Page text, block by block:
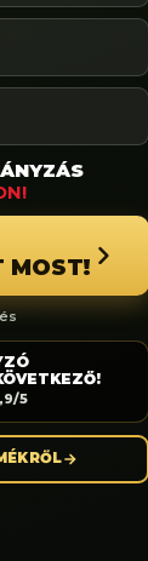
+36
MOST!
5